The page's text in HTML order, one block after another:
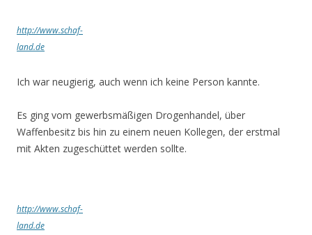
http://www.schaf-
land.de
Ich war neugierig, auch wenn ich keine Person kannte.
Es ging vom gewerbsmäßigen Drogenhandel, über
Waffenbesitz bis hin zu einem neuen Kollegen, der erstmal
mit Akten zugeschüttet werden sollte.
http://www.schaf-
land.de